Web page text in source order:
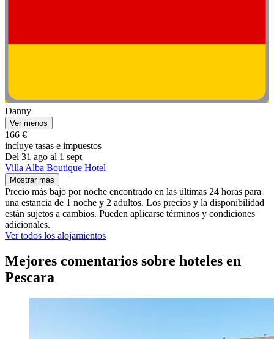
Danny
Ver menos
166 €
incluye tasas e impuestos
Del 31 ago al 1 sept
Villa Alba Boutique Hotel
Mostrar más
Precio más bajo por noche encontrado en las últimas 24 horas para
una estancia de 1 noche y 2 adultos. Los precios y la disponibilidad
están sujetos a cambios. Pueden aplicarse términos y condiciones
adicionales.
Ver todos los alojamientos
Mejores comentarios sobre hoteles en
Pescara